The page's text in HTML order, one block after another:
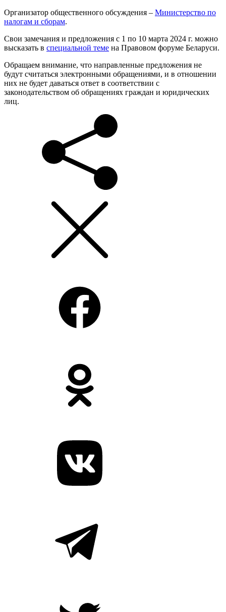
Организатор общественного обсуждения – Министерство по
налогам и сборам.
Свои замечания и предложения с 1 по 10 марта 2024 г. можно
высказать в специальной теме на Правовом форуме Беларуси.
Обращаем внимание, что направленные предложения не
будут считаться электронными обращениями, и в отношении
них не будет даваться ответ в соответствии с
законодательством об обращениях граждан и юридических
лиц.